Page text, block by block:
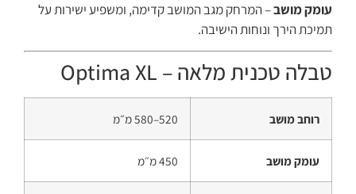
עומק מושב– המרחק מגב המושב קדימה, ומשפיע ישירות על
תמיכת הירך ונוחות הישיבה.
טבלה טכנית מלאה – Optima XL
רוחב מושב 520–580 מ״מ
עומק מושב 450 מ״מ